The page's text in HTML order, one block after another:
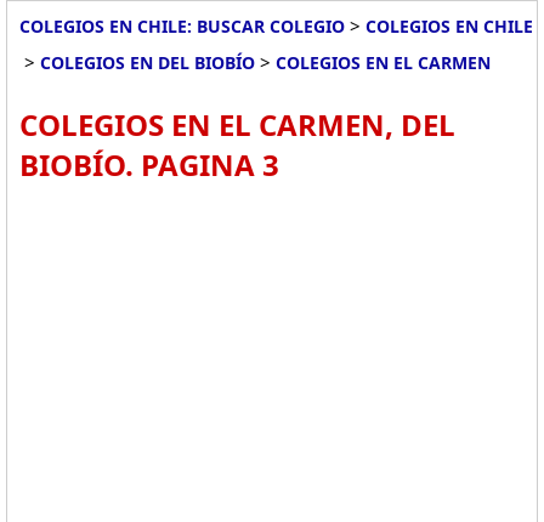
COLEGIOS EN CHILE: BUSCAR COLEGIO > COLEGIOS EN CHILE
> COLEGIOS EN DEL BIOBÍO > COLEGIOS EN EL CARMEN
COLEGIOS EN EL CARMEN, DEL
BIOBÍO. PAGINA 3